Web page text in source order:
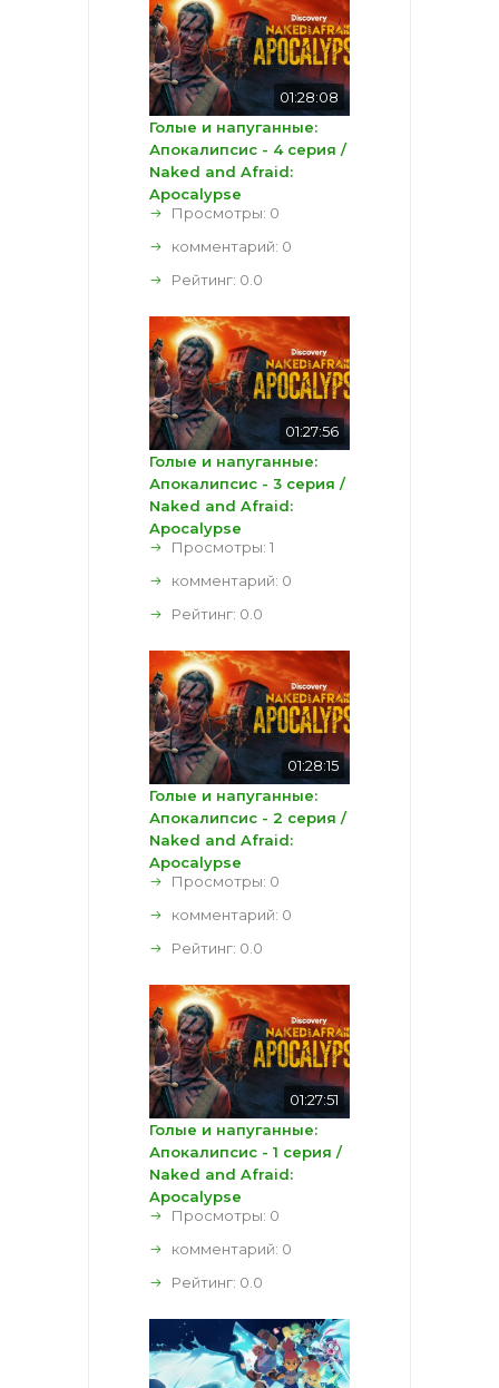
01:28:08
Голые и напуганные:
Апокалипсис - 4 серия /
Naked and Afraid:
Apocalypse
Просмотры: 0
комментарий: 0
Рейтинг: 0.0
01:27:56
Голые и напуганные:
Апокалипсис - 3 серия /
Naked and Afraid:
Apocalypse
Просмотры: 1
комментарий: 0
Рейтинг: 0.0
01:28:15
Голые и напуганные:
Апокалипсис - 2 серия /
Naked and Afraid:
Apocalypse
Просмотры: 0
комментарий: 0
Рейтинг: 0.0
01:27:51
Голые и напуганные:
Апокалипсис - 1 серия /
Naked and Afraid:
Apocalypse
Просмотры: 0
комментарий: 0
Рейтинг: 0.0